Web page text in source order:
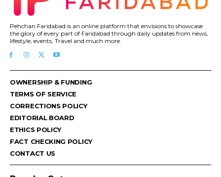
Pehchan Faridabad is an online platform that envisions to showcase
the glory of every part of Faridabad through daily updates from news,
lifestyle, events, Travel and much more.
OWNERSHIP & FUNDING
TERMS OF SERVICE
CORRECTIONS POLICY
EDITORIAL BOARD
ETHICS POLICY
FACT CHECKING POLICY
CONTACT US